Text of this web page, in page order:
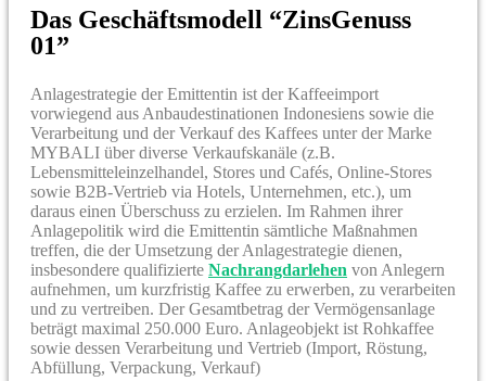
Das Geschäftsmodell “ZinsGenuss
01”
Anlagestrategie der Emittentin ist der Kaffeeimport
vorwiegend aus Anbaudestinationen Indonesiens sowie die
Verarbeitung und der Verkauf des Kaffees unter der Marke
MYBALI über diverse Verkaufskanäle (z.B.
Lebensmitteleinzelhandel, Stores und Cafés, Online-Stores
sowie B2B-Vertrieb via Hotels, Unternehmen, etc.), um
daraus einen Überschuss zu erzielen. Im Rahmen ihrer
Anlagepolitik wird die Emittentin sämtliche Maßnahmen
treffen, die der Umsetzung der Anlagestrategie dienen,
insbesondere qualifizierte Nachrangdarlehen von Anlegern
aufnehmen, um kurzfristig Kaffee zu erwerben, zu verarbeiten
und zu vertreiben. Der Gesamtbetrag der Vermögensanlage
beträgt maximal 250.000 Euro. Anlageobjekt ist Rohkaffee
sowie dessen Verarbeitung und Vertrieb (Import, Röstung,
Abfüllung, Verpackung, Verkauf)